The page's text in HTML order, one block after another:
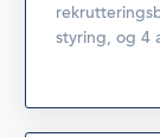
styring, og 4